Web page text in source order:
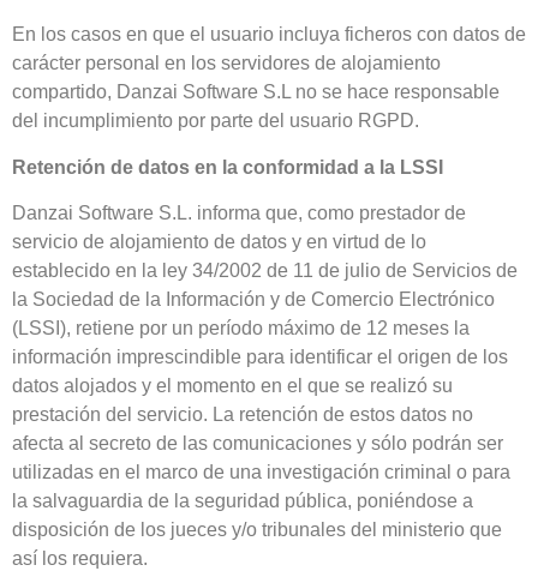
En los casos en que el usuario incluya ficheros con datos de
carácter personal en los servidores de alojamiento
compartido, Danzai Software S.L no se hace responsable
del incumplimiento por parte del usuario RGPD.
Retención de datos en la conformidad a la LSSI
Danzai Software S.L. informa que, como prestador de
servicio de alojamiento de datos y en virtud de lo
establecido en la ley 34/2002 de 11 de julio de Servicios de
la Sociedad de la Información y de Comercio Electrónico
(LSSI), retiene por un período máximo de 12 meses la
información imprescindible para identificar el origen de los
datos alojados y el momento en el que se realizó su
prestación del servicio. La retención de estos datos no
afecta al secreto de las comunicaciones y sólo podrán ser
utilizadas en el marco de una investigación criminal o para
la salvaguardia de la seguridad pública, poniéndose a
disposición de los jueces y/o tribunales del ministerio que
así los requiera.